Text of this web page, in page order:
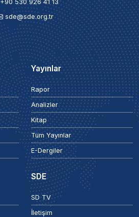
+90 530 926 41 13
sde@sde.org.tr
Yayınlar
Rapor
Analizler
Kitap
Tüm Yayınlar
E-Dergiler
SDE
SD TV
İletişim